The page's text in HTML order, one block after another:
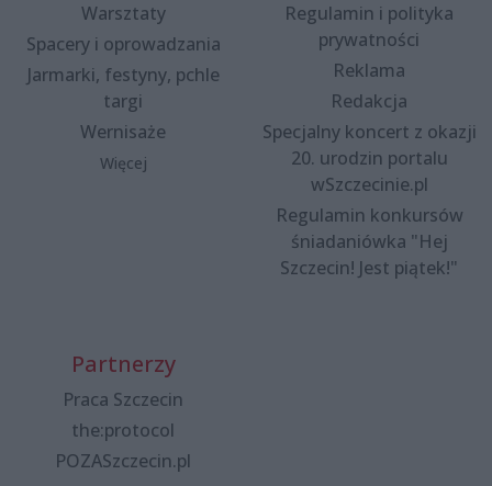
Warsztaty
Spacery i oprowadzania
Jarmarki, festyny, pchle
targi
Wernisaże
Więcej
Regulamin i polityka
prywatności
Reklama
Redakcja
Specjalny koncert z okazji
20. urodzin portalu
wSzczecinie.pl
Regulamin konkursów
śniadaniówka "Hej
Szczecin! Jest piątek!"
Partnerzy
Praca Szczecin
the:protocol
POZASzczecin.pl